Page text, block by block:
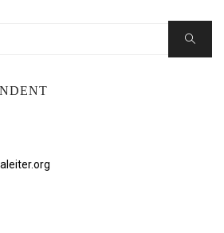
Zoeken